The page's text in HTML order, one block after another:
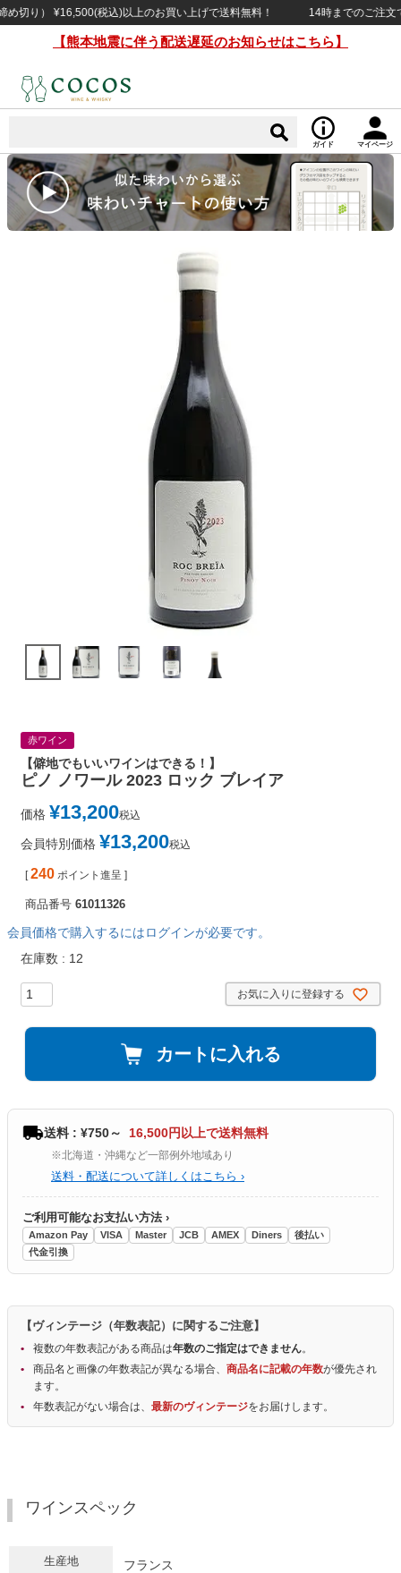
り） ¥16,500(税込)以上のお買い上げで送料無料！ 14時までのご注文で
【熊本地震に伴う配送遅延のお知らせはこちら】
ガイド マイページ
赤ワイン
【僻地でもいいワインはできる！】
ピノ ノワール 2023 ロック ブレイア
価格 ¥13,200税込
会員特別価格 ¥13,200税込
[ 240 ポイント進呈 ]
商品番号 61011326
会員価格で購入するにはログインが必要です。
在庫数
12
お気に入りに登録する
カートに入れる
送料 : ¥750～ 16,500円以上で送料無料
※北海道・沖縄など一部例外地域あり
送料・配送について詳しくはこちら ›
ご利用可能なお支払い方法 ›
Amazon Pay VISA Master JCB AMEX Diners
後払い
代金引換
【ヴィンテージ（年数表記）に関するご注意】
複数の年数表記がある商品は年数のご指定はできません。
商品名と画像の年数表記が異なる場合、 商品名に記載の年数が優先され
ます。
年数表記がない場合は、 最新のヴィンテージをお届けします。
ワインスペック
生産地 フランス